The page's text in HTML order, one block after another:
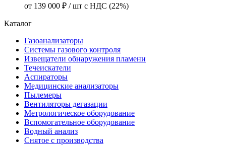
от 139 000 ₽ / шт с НДС (22%)
Каталог
Газоанализаторы
Системы газового контроля
Извещатели обнаружения пламени
Течеискатели
Аспираторы
Медицинские анализаторы
Пылемеры
Вентиляторы дегазации
Метрологическое оборудование
Вспомогательное оборудование
Водный анализ
Снятое с производства